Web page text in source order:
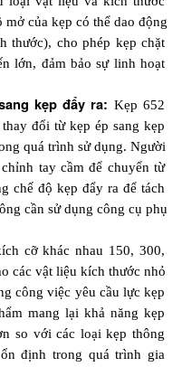
của kẹp có thể dao động
thước), cho phép kẹp chặt
lớn, đảm bảo sự linh hoạt
kẹp đẩy ra: Kẹp 652
đổi từ kẹp ép sang kẹp
quá trình sử dụng. Người
tay cầm để chuyển từ
chế độ kẹp đẩy ra để tách
cần sử dụng công cụ phụ
cỡ khác nhau 150, 300,
các vật liệu kích thước nhỏ
công việc yêu cầu lực kẹp
mang lại khả năng kẹp
so với các loại kẹp thông
định trong quá trình gia